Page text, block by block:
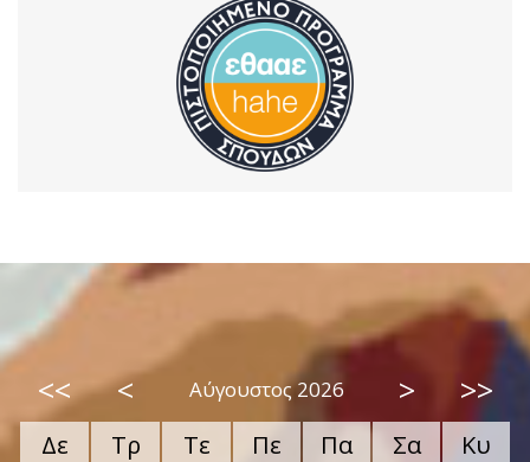
<< < Αύγουστος 2026 > >>
Δε Τρ Τε Πε Πα Σα
Κυ